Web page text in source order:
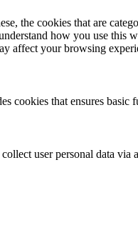
the cookies that are
how you use
affect your browsing
that ensures
user personal data via